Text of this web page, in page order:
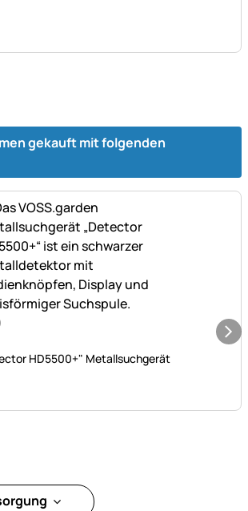
gekauft mit folgenden
5 (11 Bewertungen)
HD5500+" Metallsuchgerät